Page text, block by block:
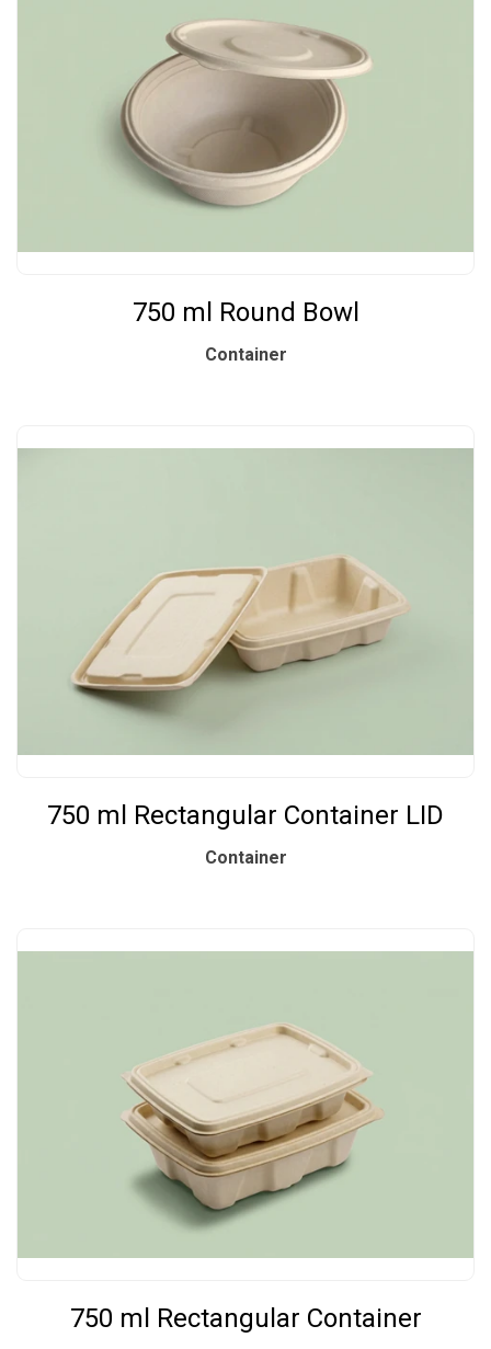
750 ml Round Bowl
Container
750 ml Rectangular Container LID
Container
750 ml Rectangular Container